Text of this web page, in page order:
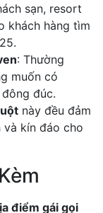
sạn, resort
khách hàng tìm
: Thường
muốn có
đúc.
này đều đảm
kín đáo cho
điểm gái gọi